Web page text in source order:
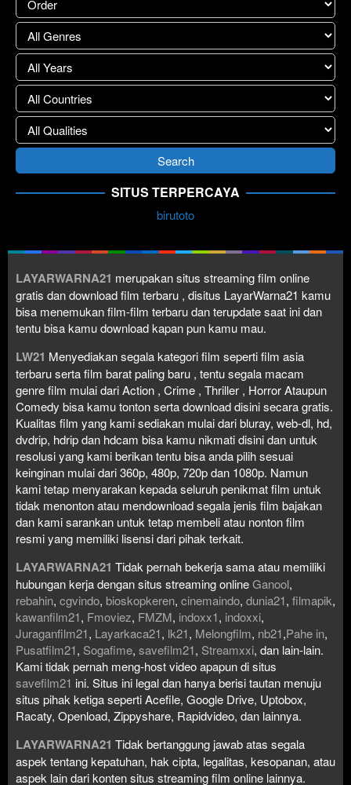
SITUS TERPERCAYA
birutoto
LAYARWARNA21 merupakan situs streaming film online
gratis dan download film terbaru , disitus LayarWarna21 kamu
bisa menemukan film-film terbaru dan terupdate saat ini dan
tentu bisa kamu download kapan pun kamu mau.
LW21 Menyediakan segala kategori film seperti film asia
terbaru serta film barat paling baru , tentu segala macam
genre film mulai dari Action , Crime , Thriller , Horror Ataupun
Comedy bisa kamu tonton serta download disini secara gratis.
Kualitas film yang kami sediakan mulai dari bluray, web-dl, hd,
dvdrip, hdrip dan hdcam bisa kamu nikmati disini dan untuk
resolusi yang kami berikan tentu bisa anda pilih sesuai
keinginan mulai dari 360p, 480p, 720p dan 1080p. Namun
kami tetap menyarakan kepada seluruh penikmat film untuk
tidak menonton atau mendownload segala jenis film bajakan
dan kami sarankan untuk tetap membeli atau nonton film
resmi yang memiliki lisensi dari pihak terkait.
LAYARWARNA21 Tidak pernah bekerja sama atau memiliki
hubungan kerja dengan situs streaming onlineGanool,
rebahin, cgvindo, bioskopkeren, cinemaindo, dunia21, filmapik,
kawanfilm21, Fmoviez, FMZM, indoxx1, indoxxi,
Juraganfilm21, Layarkaca21, lk21, Melongfilm, nb21,Pahe in,
Pusatfilm21, Sogafime, savefilm21, Streamxxi, dan lain-lain.
Kami tidak pernah meng-host video apapun di situs
savefilm21 ini. Situs ini legal dan hanya berisi tautan menuju
situs pihak ketiga seperti Acefile, Google Drive, Uptobox,
Racaty, Openload, Zippyshare, Rapidvideo, dan lainnya.
LAYARWARNA21 Tidak bertanggung jawab atas segala
aspek tentang kepatuhan, hak cipta, legalitas, kesopanan, atau
aspek lain dari konten situs streaming film online lainnya.